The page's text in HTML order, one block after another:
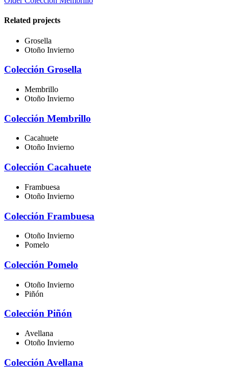
Related projects
Grosella
Otoño Invierno
Colección Grosella
Membrillo
Otoño Invierno
Colección Membrillo
Cacahuete
Otoño Invierno
Colección Cacahuete
Frambuesa
Otoño Invierno
Colección Frambuesa
Otoño Invierno
Pomelo
Colección Pomelo
Otoño Invierno
Piñón
Colección Piñón
Avellana
Otoño Invierno
Colección Avellana